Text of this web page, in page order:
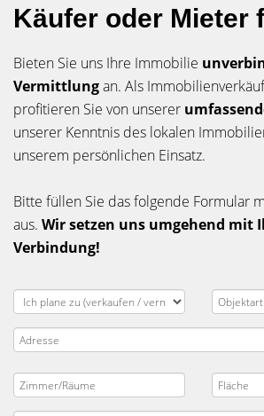
Käufer oder Mieter
Bieten Sie uns Ihre Immobilie
Vermittlungan. Als
profitieren Sie von unserer
unserer Kenntnis des lokalen
unserem persönlichen Einsatz.
Bitte füllen Sie das folgende Formular
aus. Wir setzen uns umgehend mit
Verbindung!